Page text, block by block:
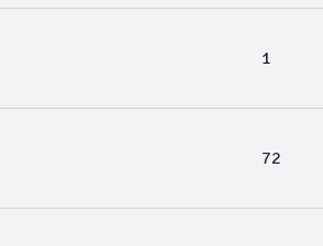
1
72